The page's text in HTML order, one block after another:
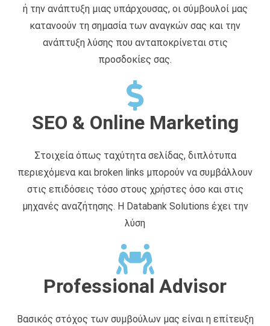
ή την ανάπτυξη μιας υπάρχουσας, οι σύμβουλοί μας
κατανοούν τη σημασία των αναγκών σας και την
ανάπτυξη λύσης που ανταποκρίνεται στις
προσδοκίες σας.
SEO & Online Marketing
Στοιχεία όπως ταχύτητα σελίδας, διπλότυπα
περιεχόμενα και broken links μπορούν να συμβάλλουν
στις επιδόσεις τόσο στους χρήστες όσο και στις
μηχανές αναζήτησης. Η Databank Solutions έχει την
λύση
Professional Advisor
Βασικός στόχος των συμβούλων μας είναι η επίτευξη